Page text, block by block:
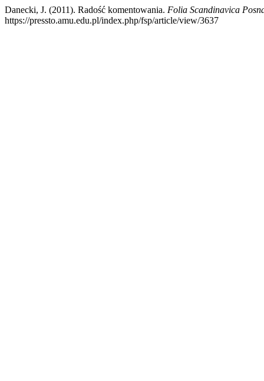
Danecki, J. (2011). Radość komentowania. Folia Scandinavica
https://pressto.amu.edu.pl/index.php/fsp/article/view/3637